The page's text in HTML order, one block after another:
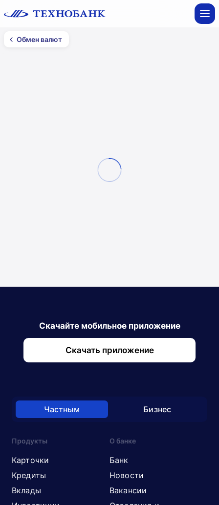
Обмен валют
Скачайте мобильное приложение
Скачать приложение
Частным Бизнес
Продукты
Карточки
Кредиты
Вклады
О банке
Банк
Новости
Вакансии